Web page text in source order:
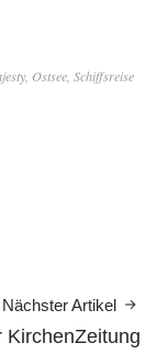
Ostsee Schiffsreise
Nächster Artikel
KirchenZeitung